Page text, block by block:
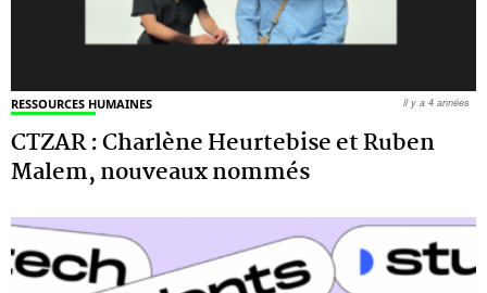
RESSOURCES HUMAINES
CTZAR : Charlène Heurtebise et Ruben
Malem, nouveaux nommés
il y a 4 années